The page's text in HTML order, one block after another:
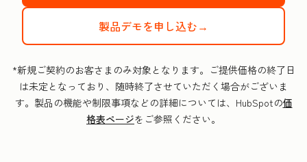
製品デモを申し込む→
*新規ご契約のお客さまのみ対象となります。ご提供価格の終了日
は未定となっており、随時終了させていただく場合がございま
す。製品の機能や制限事項などの詳細については、HubSpotの価
格表ページをご参照ください。